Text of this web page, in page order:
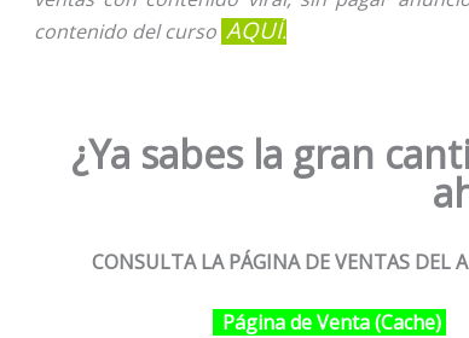
contenido del curso AQUÍ.
¿Ya sabes la gran
CONSULTA LA PÁGINA DE VENTAS DEL
Página de Venta (Cache)